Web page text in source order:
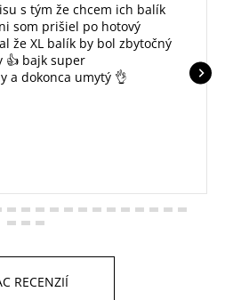
s tým že chcem ich balík
som prišiel po hotový
že XL balík by bol zbytočný
👍 bajk super
a dokonca umytý 👌
RECENZIÍ